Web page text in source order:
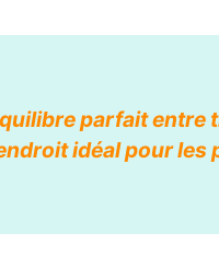
parfait
idéal pour les